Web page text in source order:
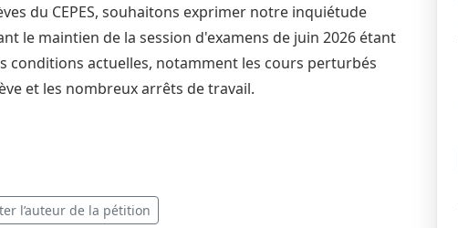
du CEPES, souhaitons exprimer notre inquiétude
le maintien de la session d'examens de juin 2026 étant
conditions actuelles, notamment les cours perturbés
et les nombreux arrêts de travail.
l’auteur de la pétition